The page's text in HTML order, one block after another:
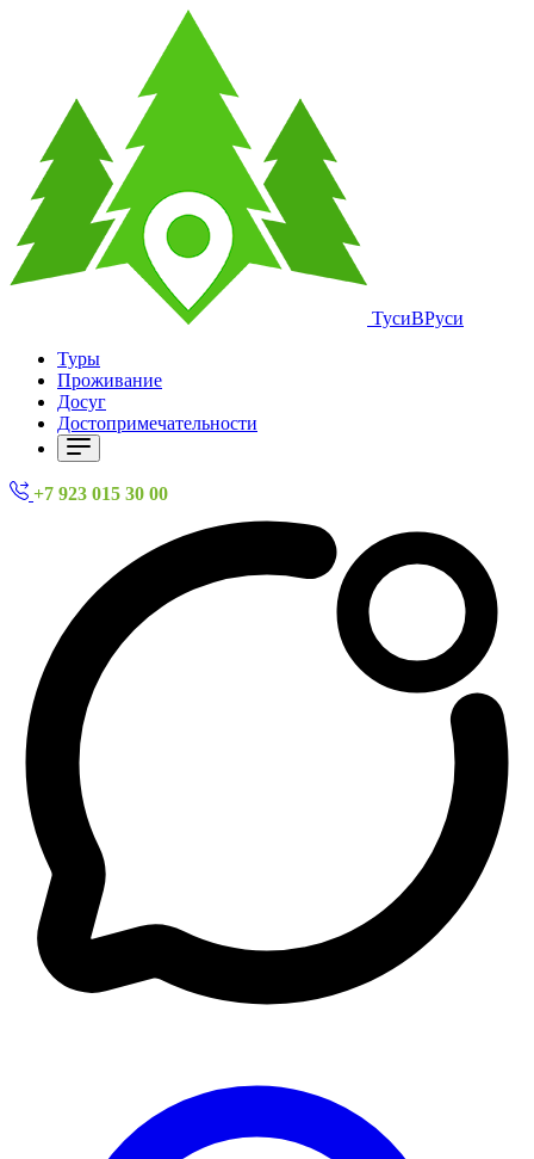
ТусиВРуси
Туры
Проживание
Досуг
Достопримечательности
+7 923 015 30 00